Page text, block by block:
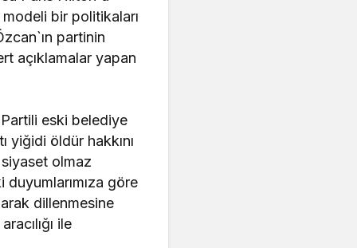
bir politikaları
partinin
açıklamalar yapan
eski belediye
yiğidi öldür hakkını
olmaz
göre
dillenmesine
ile